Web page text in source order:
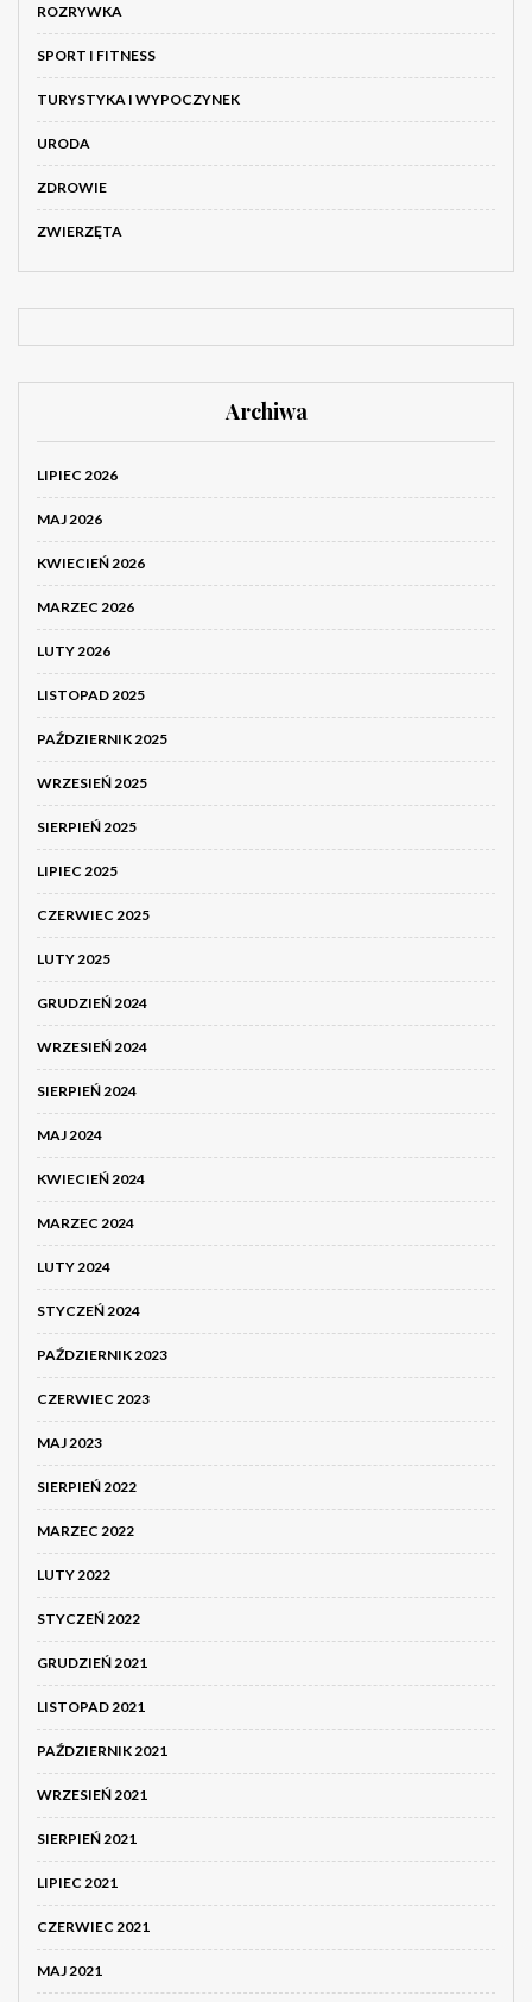
ROZRYWKA
SPORT I FITNESS
TURYSTYKA I WYPOCZYNEK
URODA
ZDROWIE
ZWIERZĘTA
Archiwa
LIPIEC 2026
MAJ 2026
KWIECIEŃ 2026
MARZEC 2026
LUTY 2026
LISTOPAD 2025
PAŹDZIERNIK 2025
WRZESIEŃ 2025
SIERPIEŃ 2025
LIPIEC 2025
CZERWIEC 2025
LUTY 2025
GRUDZIEŃ 2024
WRZESIEŃ 2024
SIERPIEŃ 2024
MAJ 2024
KWIECIEŃ 2024
MARZEC 2024
LUTY 2024
STYCZEŃ 2024
PAŹDZIERNIK 2023
CZERWIEC 2023
MAJ 2023
SIERPIEŃ 2022
MARZEC 2022
LUTY 2022
STYCZEŃ 2022
GRUDZIEŃ 2021
LISTOPAD 2021
PAŹDZIERNIK 2021
WRZESIEŃ 2021
SIERPIEŃ 2021
LIPIEC 2021
CZERWIEC 2021
MAJ 2021